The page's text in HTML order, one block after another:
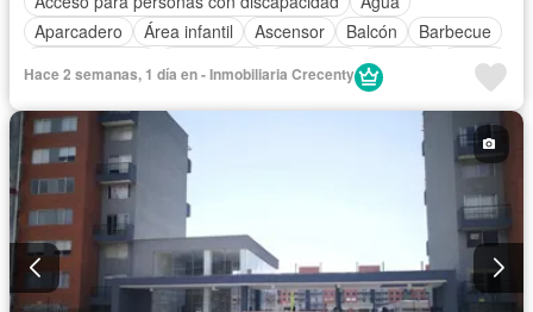
Aparcadero
Área infantil Ascensor Balcón
Barbecue
Internet
Jardín
Tanque de agua
Wifi
Hace 2 semanas, 1 día en - Inmobiliaria Crecenty